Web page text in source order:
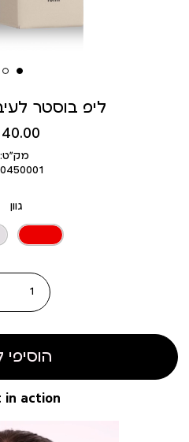
ליפ בוסטר
40.00 ₪
מק״ט:
גוון
in action